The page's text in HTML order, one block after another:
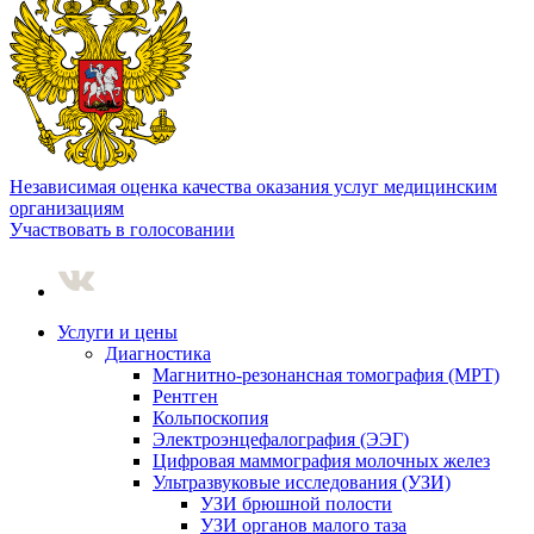
Независимая оценка качества оказания услуг медицинским
организациям
Участвовать в голосовании
Услуги и цены
Диагностика
Магнитно-резонансная томография (МРТ)
Рентген
Кольпоскопия
Электроэнцефалография (ЭЭГ)
Цифровая маммография молочных желез
Ультразвуковые исследования (УЗИ)
УЗИ брюшной полости
УЗИ органов малого таза